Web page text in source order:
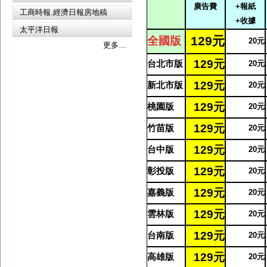
工商時報.經濟日報房地稿
太平洋日報
更多…
廣告費
+報紙
+收據
全國版 129元 20元
台北市版 129元 20元
新北市版 129元 20元
桃園版 129元 20元
竹苗版 129元 20元
台中版 129元 20元
彰投版 129元 20元
嘉義版 129元 20元
雲林版 129元 20元
台南版 129元 20元
高雄版 129元 20元